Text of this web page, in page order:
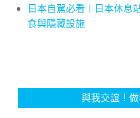
日本自駕必看｜日本休息
食與隱藏設施
與我交誼！做